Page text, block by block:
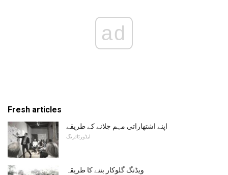
ad
Fresh articles
اپنے اشتھاراتی مہم چلانے کے طریقے
ایڈورٹائزنگ
ویڈنگ گلوکار بننے کا طریقہ